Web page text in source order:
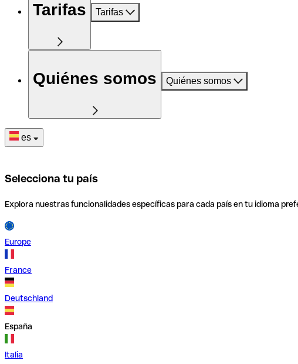
Tarifas Tarifas
Quiénes somos Quiénes somos
es
Selecciona tu país
Explora nuestras funcionalidades específicas para cada país en tu idioma
Europe
France
Deutschland
España
Italia